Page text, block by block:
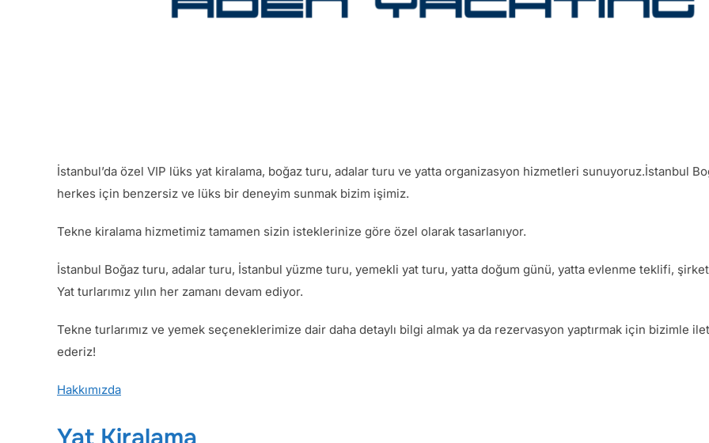
İstanbul’da özel VIP lüks yat kiralama, boğaz turu, adalar turu ve yatta organizasyon hizmetleri sunuyoruz.İstanbul
herkes için benzersiz ve lüks bir deneyim sunmak bizim işimiz.
Tekne kiralama hizmetimiz tamamen sizin isteklerinize göre özel olarak tasarlanıyor.
İstanbul Boğaz turu, adalar turu, İstanbul yüzme turu, yemekli yat turu, yatta doğum günü, yatta evlenme teklifi,
Yat turlarımız yılın her zamanı devam ediyor.
Tekne turlarımız ve yemek seçeneklerimize dair daha detaylı bilgi almak ya da rezervasyon yaptırmak için
ederiz!
Hakkımızda